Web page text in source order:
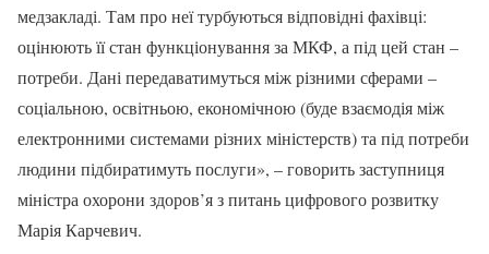
медзакладі. Там про неї турбуються відповідні фахівці:
оцінюють її стан функціонування за МКФ, а під цей стан –
потреби. Дані передаватимуться між різними сферами –
соціальною, освітньою, економічною (буде взаємодія між
електронними системами різних міністерств) та під потреби
людини підбиратимуть послуги», – говорить заступниця
міністра охорони здоров’я з питань цифрового розвитку
Марія Карчевич.